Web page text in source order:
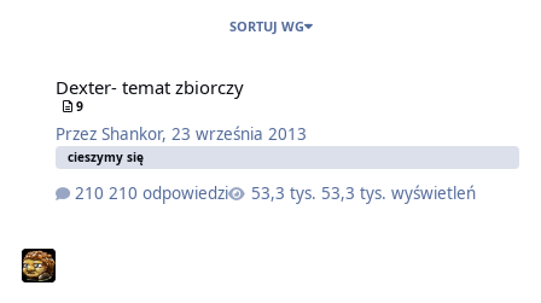
SORTUJ WG
Dexter- temat zbiorczy
9
Przez Shankor, 23 września 2013
cieszymy się
210 odpowiedzi 53,3 tys. wyświetleń